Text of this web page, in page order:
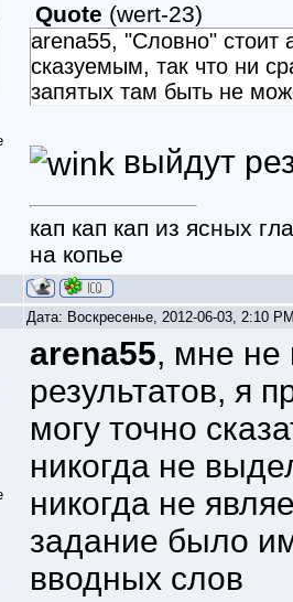
Quote (wert-23)
arena55, "Словно"
сказуемым, так что ни
запятых там быть не
выйдут
кап кап кап из ясных
на копье
Дата: Воскресенье, 2012-06-03, 2:10
arena55, мне не
результатов, я
могу точно
никогда не
никогда не
задание было
вводных слов